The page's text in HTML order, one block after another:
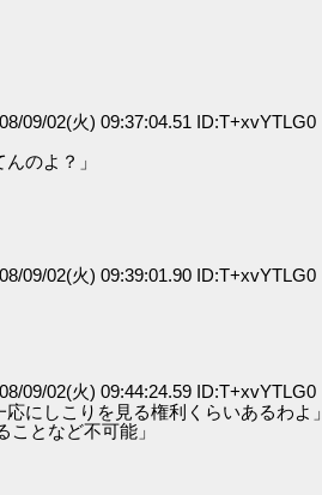
09/02(火) 09:37:04.51 ID:T+xvYTLG0
のよ？」
09/02(火) 09:39:01.90 ID:T+xvYTLG0
09/02(火) 09:44:24.59 ID:T+xvYTLG0
にしこりを見る権利くらいあるわよ」
となど不可能」